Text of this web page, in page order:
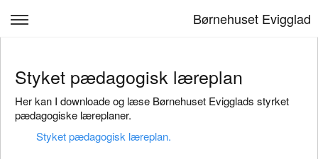
Børnehuset Evigglad
Børnehuset Evigglad
Vuggestuen
Børnehaven
Styket pædagogisk læreplan
Her kan I downloade og læse Børnehuset Evigglads styrket
pædagogiske læreplaner.
Styket pædagogisk læreplan.